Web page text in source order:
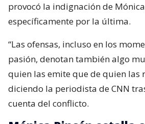
provocó la indignación de
específicamente por la última.
“Las ofensas, incluso en los
pasión, denotan también algo
quien las emite que de quien las
diciendo la periodista de CNN
cuenta del conflicto.